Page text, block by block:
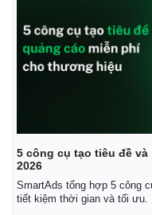
Kinh tế
Bất động sản
5 công cụ tạo tiêu đề
2026
SmartAds tổng hợp 5 công
tiết kiệm thời gian và tối ưu.